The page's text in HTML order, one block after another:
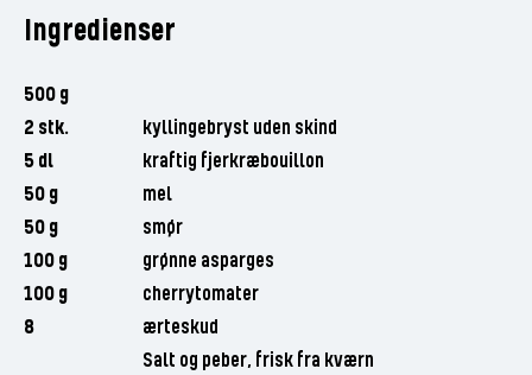
Ingredienser
500 g
2 stk.
kyllingebryst uden skind
5 dl
kraftig fjerkræbouillon
50 g
mel
50 g
smør
100 g
grønne asparges
100 g
cherrytomater
8
ærteskud
Salt og peber, frisk fra kværn